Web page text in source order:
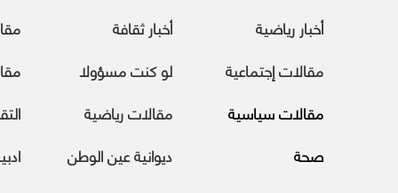
أخبار رياضية
أخبار ثقافة
مقالات إجتماعية
لو كنت مسؤولا
مقالات سياسية
مقالات رياضية
صحة
ديوانية عين الوطن